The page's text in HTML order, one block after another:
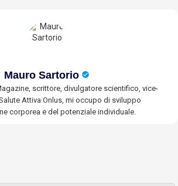
Mauro Sartorio
scrittore, divulgatore scientifico, vice-
Attiva Onlus, mi occupo di sviluppo
corporea e del potenziale individuale.